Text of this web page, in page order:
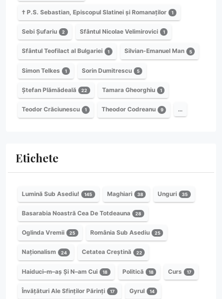
† P.S. Sebastian, Episcopul Slatinei și Romanaților 1
Sebi Șufariu 2 Sfântul Nicolae Velimirovici 1
Sfântul Teofilact al Bulgariei 1 Silvian-Emanuel Man 5
Simon Telkes 1 Sorin Dumitrescu 5
Ștefan Plămădeală 22 Tamara Gheorghiu 1
Teodor Crăciunescu 1 Theodor Codreanu 9 …
Etichete
Lumină Sub Asediu! 145 Maghiari 38 Unguri 35
Basarabia Noastră Cea De Totdeauna 28
Oglinda Vremii 25 România Sub Asediu 25
Naționalism 24 Cetatea Creștină 22
Haiduci–m–aș Și N–am Cui 18 Politică 18 Curs 17
Învățături Ale Sfinților Părinți 17 Gyrul 14